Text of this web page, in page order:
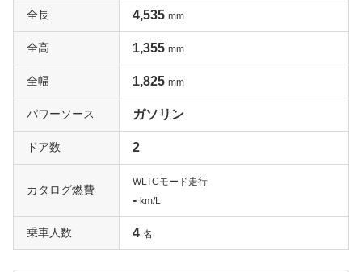
全長 4,535 mm
全高 1,355 mm
全幅 1,825 mm
パワーソース ガソリン
ドア数 2
カタログ燃費
WLTCモード走行
- km/L
乗車人数 4 名